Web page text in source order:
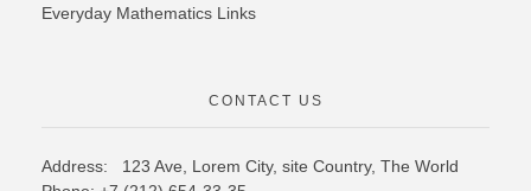
Everyday Mathematics Links
CONTACT US
Address: 123 Ave, Lorem City, site Country, The World